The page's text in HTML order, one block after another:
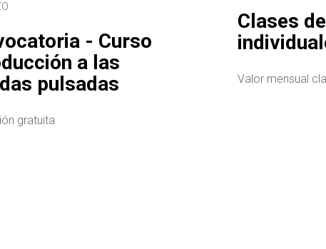
- Curso
a las
pulsadas
gratuita
Clases
Valor mensual